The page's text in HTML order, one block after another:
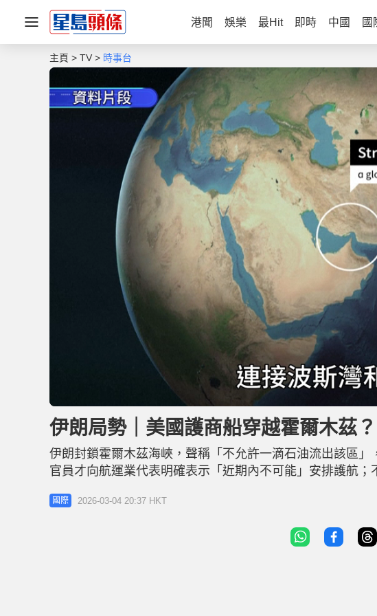
港聞 娛樂 最Hit 即時 中國 國
主頁 TV 時事台
n
u
t
e
o
d
e
d
2
1
.
7
4
伊朗局勢｜美國護商船穿越霍爾木茲
伊朗封鎖霍爾木茲海峽，聲稱「不允許一滴石油流出該區
官員才向航運業代表明確表示「近期內不可能」安排護航
快」為行經海峽的油輪提供安全護航，並下令相關單位以
威媒體《Lloyd's List》報道，特朗普指示美國國際開發金
國際 2026-03-04 20:37 HKT